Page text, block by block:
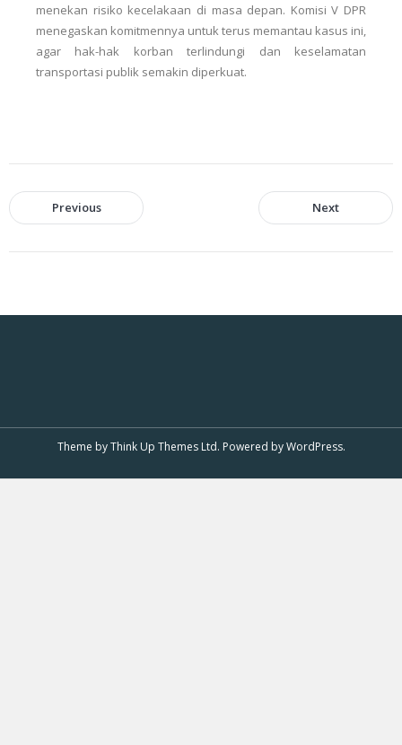
menekan risiko kecelakaan di masa depan. Komisi V DPR
menegaskan komitmennya untuk terus memantau kasus ini,
agar hak-hak korban terlindungi dan keselamatan
transportasi publik semakin diperkuat.
Previous Next
Theme byThink Up Themes Ltd. Powered byWordPress.